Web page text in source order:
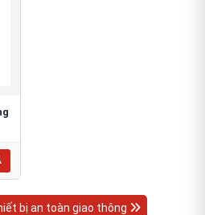
bị an toàn giao thông